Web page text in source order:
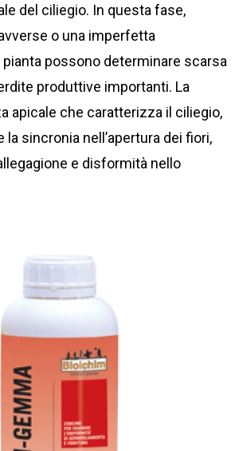
del ciliegio. In questa fase,
o una imperfetta
possono determinare scarsa
produttive importanti. La
apicale che caratterizza il ciliegio,
la sincronia nell’apertura dei fiori,
e disformità nello